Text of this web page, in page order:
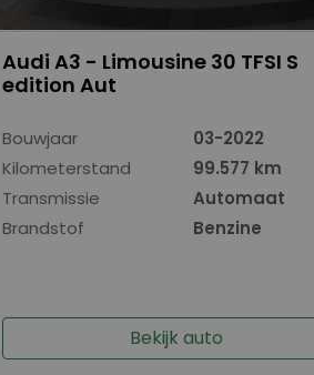
Audi A3 - Limousine 30 TFSI S
edition Aut
Bouwjaar
03-2022
Kilometerstand
99.577 km
Transmissie
Automaat
Brandstof
Benzine
Bekijk auto